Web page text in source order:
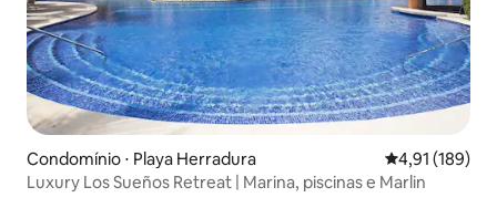
Condomínio ⋅ Playa Herradura 4,91 de uma
4,91 (189)
Luxury Los Sueños Retreat | Marina, piscinas e Marlin